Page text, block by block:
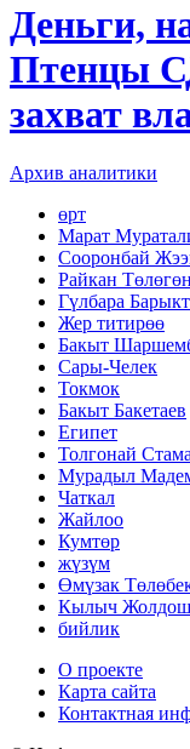
Деньги,
Птенцы
захват
Архив аналитики
өрт
Марат
Сооронбай
Райкан
Гүлбара
Жер титирөө
Бакыт
Сары-Челек
Токмок
Бакыт Бакетаев
Египет
Толгонай
Мурадыл
Чаткал
Жайлоо
Кумтөр
жүзүм
Өмүзак
Кылыч
бийлик
О проекте
Карта сайта
Контактная